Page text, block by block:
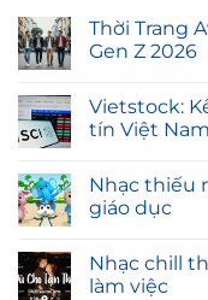
Thời Trang
Gen Z 2026
Vietstock:
tín Việt Nam
Nhạc thiếu
giáo dục
Nhạc chill
làm việc